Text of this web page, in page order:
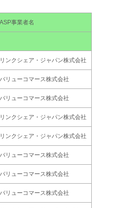
ASP事業者名
リンクシェア・ジャパン株式会社
バリューコマース株式会社
バリューコマース株式会社
リンクシェア・ジャパン株式会社
リンクシェア・ジャパン株式会社
バリューコマース株式会社
バリューコマース株式会社
バリューコマース株式会社